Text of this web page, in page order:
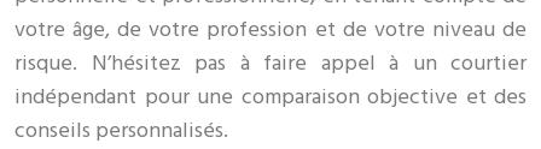
votre âge, de votre profession et de votre niveau de
risque. N’hésitez pas à faire appel à un courtier
indépendant pour une comparaison objective et des
conseils personnalisés.